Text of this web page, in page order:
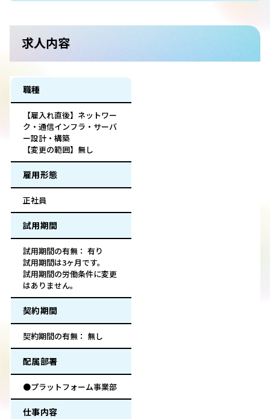
求人内容
職種
【雇入れ直後】ネットワー
ク・通信インフラ・サーバ
ー設計・構築
【変更の範囲】無し
雇用形態
正社員
試用期間
試用期間の有無： 有り
試用期間は3ヶ月です。
試用期間の労働条件に変更
はありません。
契約期間
契約期間の有無： 無し
配属部署
●プラットフォーム事業部
仕事内容